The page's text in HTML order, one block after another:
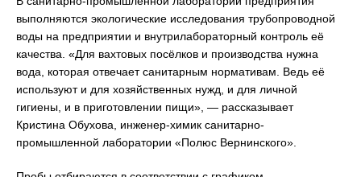
выполняются экологические исследования трубопроводной
воды на предприятии и внутрилабораторный контроль её
качества. «Для вахтовых посёлков и производства нужна
вода, которая отвечает санитарным нормативам. Ведь её
используют и для хозяйственных нужд, и для личной
гигиены, и в приготовлении пищи», — рассказывает
Кристина Обухова, инженер-химик санитарно-
промышленной лаборатории «Полюс Вернинского».